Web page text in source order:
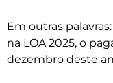
Em outras
na LOA 2025, o
dezembro deste